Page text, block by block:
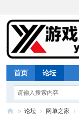
首页 论坛
» 论坛 › 网单之家 ›